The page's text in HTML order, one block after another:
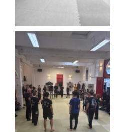
Lehrer
Mediathek
Kontakt